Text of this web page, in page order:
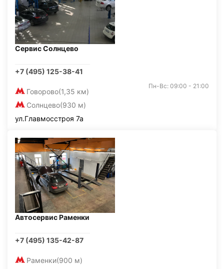
Сервис Солнцево
+7 (495) 125-38-41
Говорово(1,35 км)
Солнцево(930 м)
Пн-Вс: 09:00 - 21:00
ул.Главмосстроя 7а
Автосервис Раменки
+7 (495) 135-42-87
Раменки(900 м)